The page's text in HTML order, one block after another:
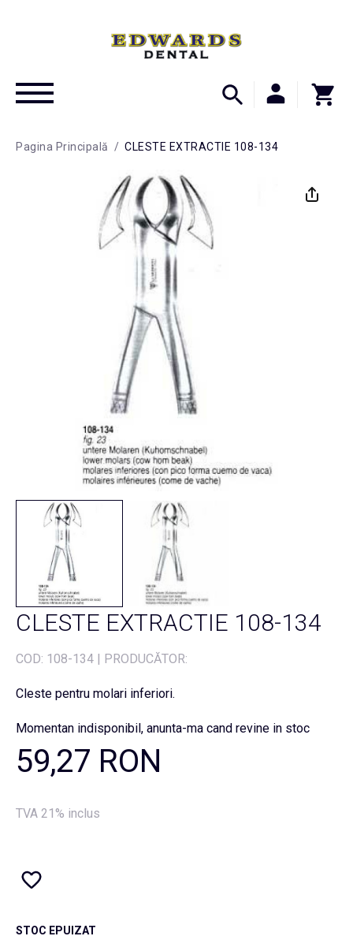
Pagina Principală / CLESTE EXTRACTIE 108-134
CLESTE EXTRACTIE 108-134
COD: 108-134 | PRODUCĂTOR:
Cleste pentru molari inferiori.
Momentan indisponibil, anunta-ma cand revine in stoc
59,27 RON
TVA 21% inclus
STOC EPUIZAT